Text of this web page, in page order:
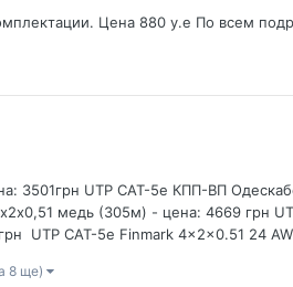
Цена 880 у.е По всем
3501грн UTP CAT-5е КПП-ВП
медь (305м) - цена: 4669 грн
UTP CAT-5e Finmark 4x2x0.51 24
8 ще)